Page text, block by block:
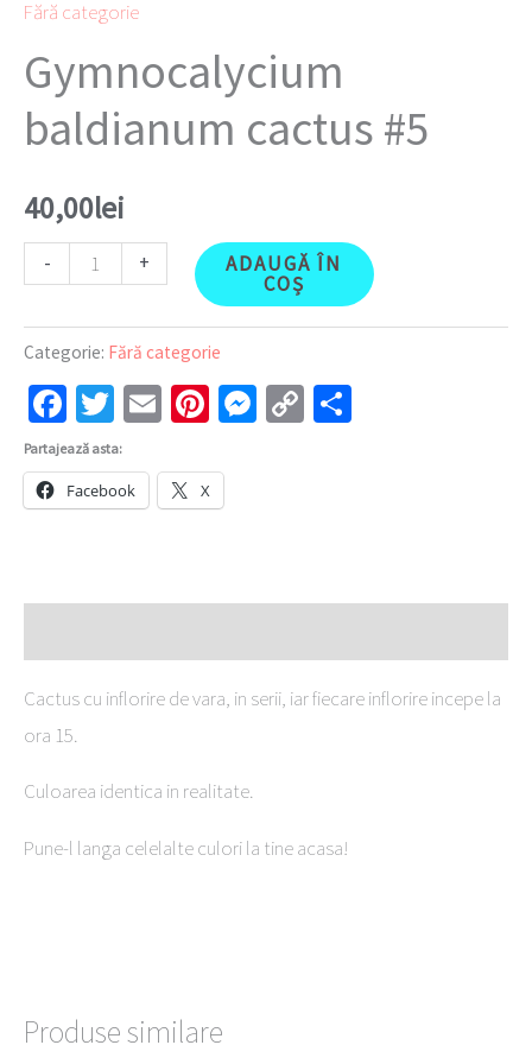
Fără categorie
Gymnocalycium
baldianum cactus #5
40,00lei
- + ADAUGĂ ÎN
COȘ
Categorie: Fără categorie
Facebook
TwitterEmailPinterest
Messenger
Copy
Partajează asta:
Facebook X
Cactus cu inflorire de vara, in serii, iar fiecare inflorire incepe la
ora 15.
Culoarea identica in realitate.
Pune-l langa celelalte culori la tine acasa!
Produse similare